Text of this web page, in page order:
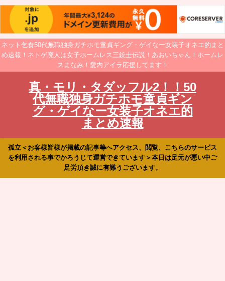
ネット乞食50代無職独身ガチホモ童貞ギング・ゲイなー女装子オネエ的まと
め速報！ネトゲ廃人は女子ホームレス三銃士伝説！あおいちゃん！ホームレ
スまなみ！愛内アイラ応援してます！
真・モリ・タダッフル2！！50
代無職独身ガチホモ童貞ギン
グ・ゲイなー女装子オネエ的
まとめ速報
孤立＜お客様皆様が掲載の記事等へアクセス、閲覧、こちらのサービス
を利用される事でかろうじて運営できています＞本日は足元が悪い中ご
足労頂き誠に有難うございます。